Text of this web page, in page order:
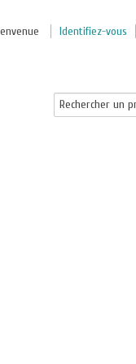
Identifiez-vous